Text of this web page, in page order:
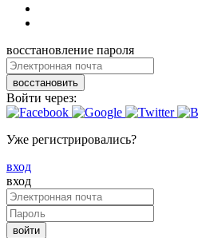
восстановление пароля
восстановить
Войти через:
Уже регистрировались?
вход
вход
войти